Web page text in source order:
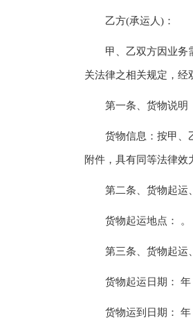
乙方(承运人)：
甲、乙双方因业务需
关法律之相关规定，经
第一条、货物说明
货物信息：按甲、乙
附件，具有同等法律效
第二条、货物起运
货物起运地点： 。
第三条、货物起运
货物起运日期： 年
货物运到日期： 年